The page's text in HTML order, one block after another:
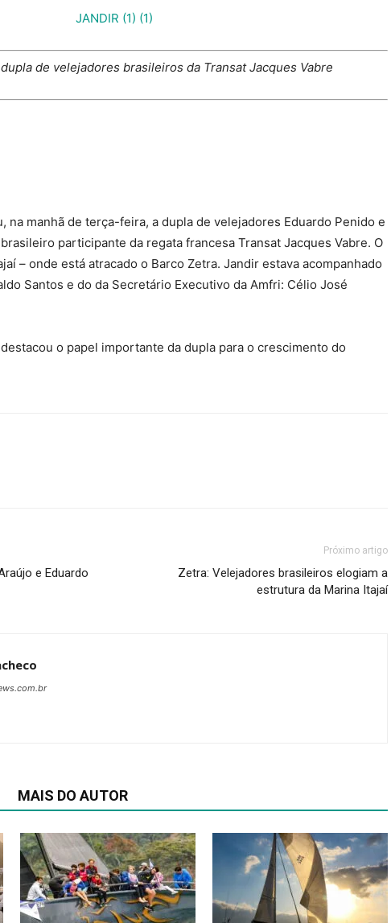
de velejadores brasileiros da Transat Jacques Vabre
na manhã de terça-feira, a dupla de velejadores Eduardo Penido e
participante da regata francesa Transat Jacques Vabre. O
– onde está atracado o Barco Zetra. Jandir estava acompanhado
Santos e do da Secretário Executivo da Amfri: Célio José
o papel importante da dupla para o crescimento do
e Eduardo
Próximo artigo
Zetra: Velejadores brasileiros elogiam a
estrutura da Marina Itajaí
MAIS DO AUTOR